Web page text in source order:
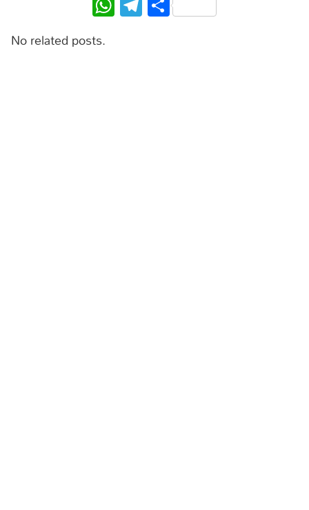
No related posts.